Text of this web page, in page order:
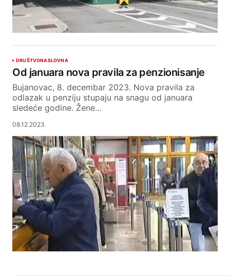
DRUŠTVONASLOVNA
Od januara nova pravila za penzionisanje
Bujanovac, 8. decembar 2023. Nova pravila za
odlazak u penziju stupaju na snagu od januara
sledeće godine. Žene…
08.12.2023.